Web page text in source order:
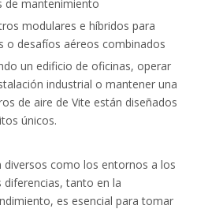
de mantenimiento
modulares e híbridos para
o desafíos aéreos combinados
un edificio de oficinas, operar
industrial o mantener una
de aire de Vite están diseñados
únicos.
diversos como los entornos a los
diferencias, tanto en la
es esencial para tomar